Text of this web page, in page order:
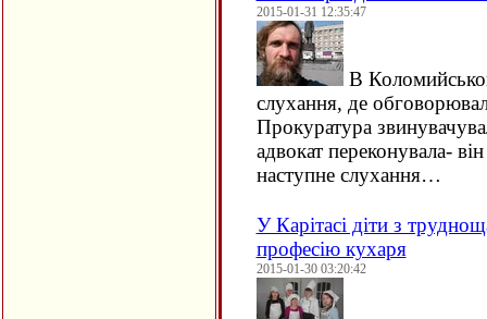
2015-01-31 12:35:47
В
слухання, де
Прокуратура
адвокат переконувала-
наступне слухання…
У Карітасі діти з
професію кухаря
2015-01-30 03:20:42